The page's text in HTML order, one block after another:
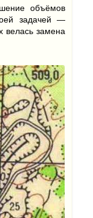
объёмов
задачей —
велась замена